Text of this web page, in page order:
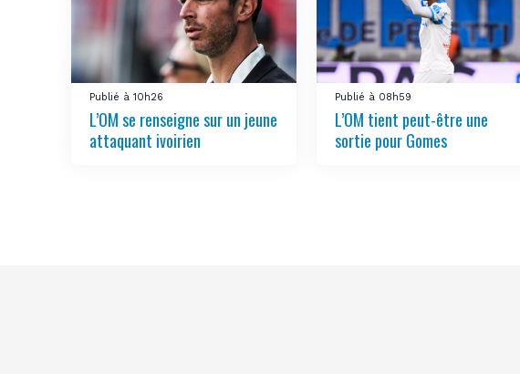
Publié à 10h26
L’OM se renseigne sur un jeune
attaquant ivoirien
Publié à 08h59
L’OM tient peut-être une
sortie pour Gomes